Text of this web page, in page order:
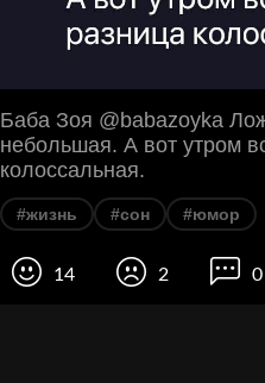
Баба Зоя @babazoyka
небольшая. А вот утром
колоссальная.
#жизнь #сон #юмор
14 2 0